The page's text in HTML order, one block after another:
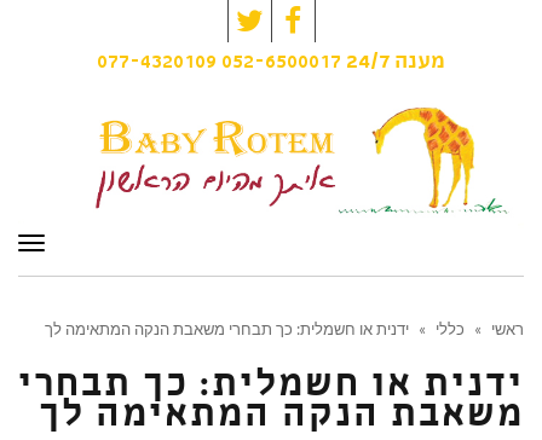
Facebook
Twitter
מענה 077-4320109 052-6500017 24/7
ראשי » כללי » ידנית או חשמלית: כך תבחרי משאבת הנקה המתאימה לך
ידנית או חשמלית: כך תבחרי
משאבת הנקה המתאימה לך